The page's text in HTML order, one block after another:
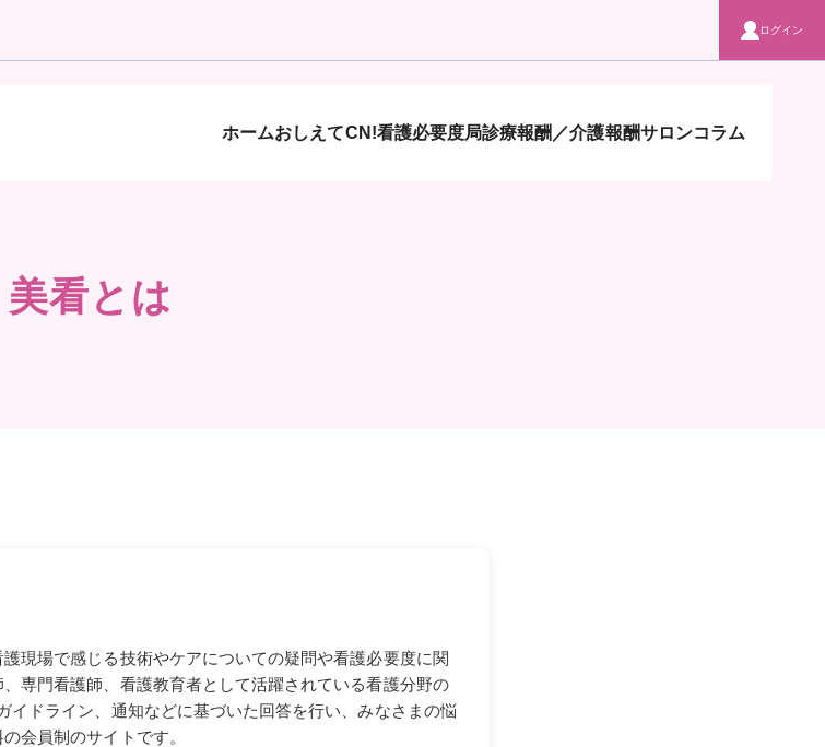
ログイン
ホームおしえてCN!看護必要度局診療報酬／介護報酬サロンコラム
美看とは
護現場で感じる技術やケアについての疑問や看護必要度に関
専門看護師、看護教育者として活躍されている看護分野の
イドライン、通知などに基づいた回答を行い、みなさまの悩
会員制のサイトです。